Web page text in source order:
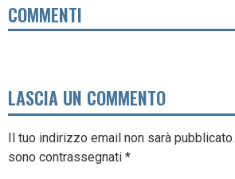
COMMENTI
LASCIA UN COMMENTO
Il tuo indirizzo email non sarà pubblicato.
sono contrassegnati *